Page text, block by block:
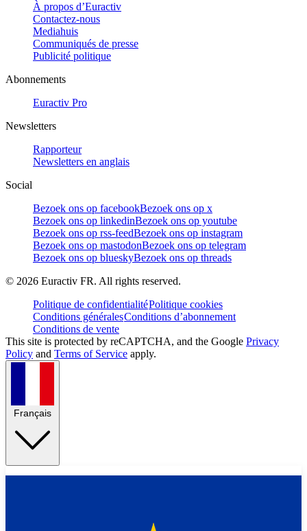
À propos d’Euractiv
Contactez-nous
Mediahuis
Communiqués de presse
Publicité politique
Abonnements
Euractiv Pro
Newsletters
Rapporteur
Newsletters en anglais
Social
Bezoek ons op facebookBezoek ons op x
Bezoek ons op linkedinBezoek ons op youtube
Bezoek ons op rss-feedBezoek ons op instagram
Bezoek ons op mastodonBezoek ons op telegram
Bezoek ons op blueskyBezoek ons op threads
© 2026 Euractiv FR. All rights reserved.
Politique de confidentialitéPolitique cookies
Conditions généralesConditions d’abonnement
Conditions de vente
This site is protected by reCAPTCHA, and the Google Privacy
Policy and Terms of Service apply.
Français